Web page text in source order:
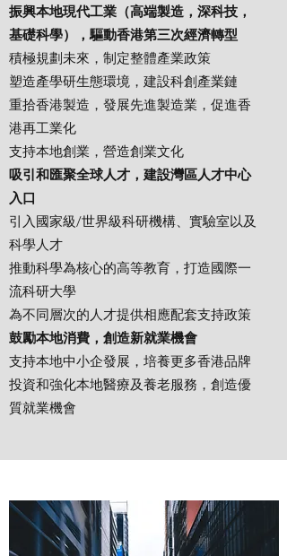
振興本地現代工業（高端製造，深科技，
基礎科學），驅動香港第三次經濟轉型
​積極規劃未來，制定整體產業政策​
塑造產學研生態環境，建設科創產業鏈
重拾香港製造，發展先進製造業，促進香
港再工業化
支持本地創業，營造創業文化
吸引和匯聚全球人才，建設灣區人才中心
入口
引入國家級/世界級科研機構、實驗室以及
科學人才
​推動科學為核心的高等教育，打造國際一
流科研大學
為不同層次的人才提供相應配套支持政策
鼓勵本地消費，創造新就業機會
支持本地中小企發展，培養更多香港品牌
投資和強化本地醫療及養老服務，創造優
質就業機會